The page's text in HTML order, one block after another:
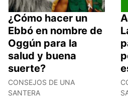
¿Cómo hacer un
Ebbó en nombre de
Oggún para la
salud y buena
suerte?
CONSEJOS DE UNA
SANTERA